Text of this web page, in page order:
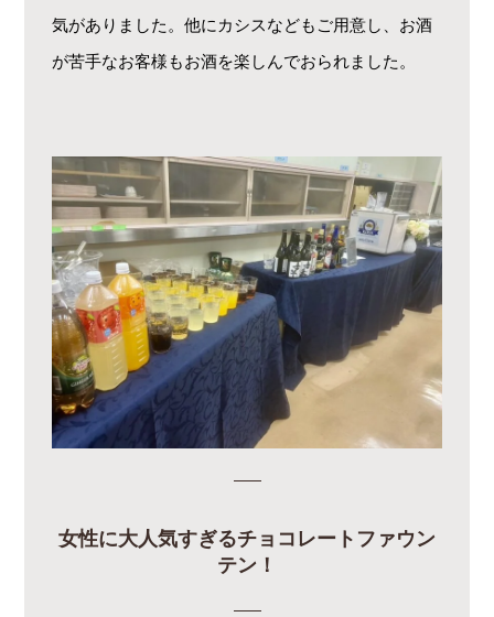
気がありました。他にカシスなどもご用意し、お酒
が苦手なお客様もお酒を楽しんでおられました。
女性に大人気すぎるチョコレートファウン
テン！